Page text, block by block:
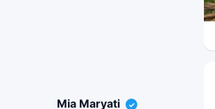
Mia Maryati ✓